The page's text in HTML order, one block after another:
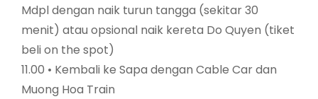
Mdpl dengan naik turun tangga (sekitar 30
menit) atau opsional naik kereta Do Quyen (tiket
beli on the spot)
11.00 • Kembali ke Sapa dengan Cable Car dan
Muong Hoa Train